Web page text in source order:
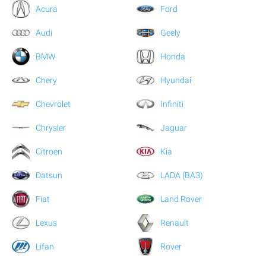
Acura
Audi
BMW
Chery
Chevrolet
Chrysler
Citroen
Datsun
Fiat
Ford
Geely
Honda
Hyundai
Infiniti
Jaguar
Kia
LADA (ВАЗ)
Land Rover
Lexus
Lifan
Renault
Rover